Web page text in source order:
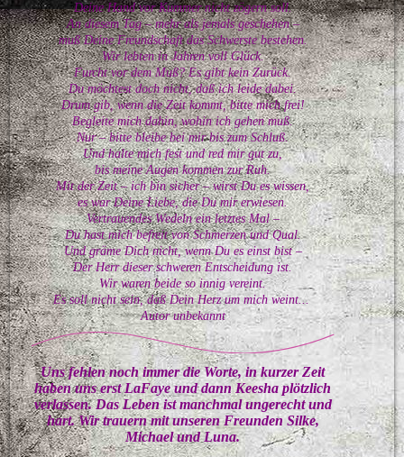
Deine Hand vor Kummer nicht zögern soll.
An diesem Tag – mehr als jemals geschehen –
muß Deine Freundschaft das Schwerste bestehen.
Wir lebten in Jahren voll Glück.
Furcht vor dem Muß? Es gibt kein Zurück.
Du möchtest doch nicht, daß ich leide dabei.
Drum gib, wenn die Zeit kommt, bitte mich frei!
Begleite mich dahin, wohin ich gehen muß.
Nur – bitte bleibe bei mir bis zum Schluß.
Und halte mich fest und red mir gut zu,
bis meine Augen kommen zur Ruh.
Mit der Zeit – ich bin sicher – wirst Du es wissen,
es war Deine Liebe, die Du mir erwiesen.
Vertrauendes Wedeln ein letztes Mal –
Du hast mich befreit von Schmerzen und Qual.
Und gräme Dich nicht, wenn Du es einst bist –
Der Herr dieser schweren Entscheidung ist.
Wir waren beide so innig vereint.
Es soll nicht sein, daß Dein Herz um mich weint...
Autor unbekannt
Uns fehlen noch immer die Worte, in kurzer Zeit
haben uns erst LaFaye und dann Keesha plötzlich
verlassen. Das Leben ist manchmal ungerecht und
hart. Wir trauern mit unseren Freunden Silke,
Michael und Luna.